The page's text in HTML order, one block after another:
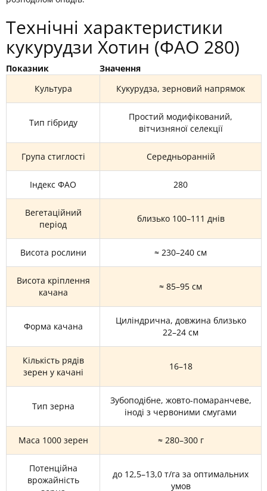
Технічні характеристики
кукурудзи Хотин (ФАО 280)
Показник
Значення
Культура
Кукурудза, зерновий напрямок
Тип гібриду
Простий модифікований,
вітчизняної селекції
Група стиглості Середньоранній
Індекс ФАО 280
Вегетаційний
період
близько 100–111 днів
Висота рослини ≈ 230–240 см
Висота кріплення
качана
≈ 85–95 см
Форма качана
Циліндрична, довжина близько
22–24 см
Кількість рядів
зерен у качані
16–18
Тип зерна
Зубоподібне, жовто-помаранчеве,
іноді з червоними смугами
Маса 1000 зерен ≈ 280–300 г
Потенційна
врожайність
до 12,5–13,0 т/га за оптимальних
умов